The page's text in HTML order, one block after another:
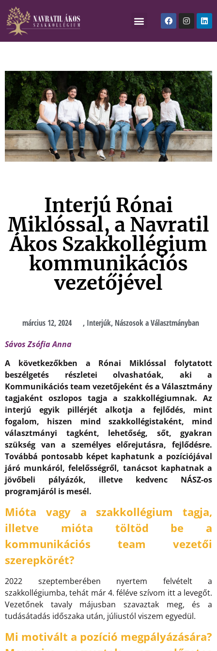
Interjú Rónai
Miklóssal, a Navratil
Ákos Szakkollégium
kommunikációs
vezetőjével
március 12, 2024 , Interjúk, Nászosok a Választmányban
Sávos Zsófia Anna
A következőkben a Rónai Miklóssal folytatott
beszélgetés részletei olvashatóak, aki a
Kommunikációs team vezetőjeként és a Választmány
tagjaként oszlopos tagja a szakkollégiumnak. Az
interjú egyik pillérjét alkotja a fejlődés, mint
fogalom, hiszen mind szakkollégistaként, mind
választmányi tagként, lehetőség, sőt, gyakran
szükség van a személyes előrejutásra, fejlődésre.
Továbbá pontosabb képet kaphatunk a pozíciójával
járó munkáról, felelősségről, tanácsot kaphatnak a
jövőbeli pályázók, illetve kedvenc NÁSZ-os
programjáról is mesél.
Mióta vagy a szakkollégium tagja,
illetve mióta töltöd be a
kommunikációs team vezetői
szerepkörét?
2022 szeptemberében nyertem felvételt a
szakkollégiumba, tehát már 4. féléve szívom itt a levegőt.
Vezetőnek tavaly májusban szavaztak meg, és a
tudásátadás időszaka után, júliustól viszem egyedül.
Mi motivált a pozíció megpályázására?